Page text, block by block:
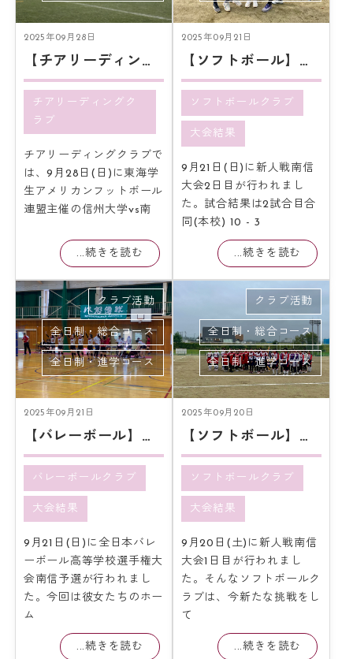
2025年09月28日
【チアリーディング】アメフト応援
チアリーディングク
ラブ
チアリーディングクラブで
は、9月28日(日)に東海学
生アメリカンフットボール
連盟主催の信州大学vs南
...続きを読む
2025年09月21日
【ソフトボール】新たな挑戦の結果
ソフトボールクラブ
大会結果
9月21日(日)に新人戦南信
大会2日目が行われまし
た。試合結果は2試合目合
同(本校) 10 - 3
...続きを読む
2025年09月21日
【バレーボール】イイジョらしさ
クラブ活動
全日制・総合コース
全日制・進学コース
バレーボールクラブ
大会結果
9月21日(日)に全日本バレ
ーボール高等学校選手権大
会南信予選が行われまし
た。今回は彼女たちのホー
ム
...続きを読む
2025年09月20日
【ソフトボール】新たな挑戦
クラブ活動
全日制・総合コース
全日制・進学コース
ソフトボールクラブ
大会結果
9月20日(土)に新人戦南信
大会1日目が行われまし
た。そんなソフトボールク
ラブは、今新たな挑戦をし
て
...続きを読む